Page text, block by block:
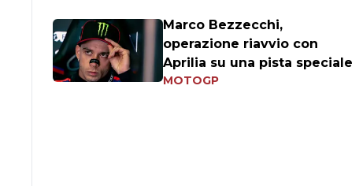
Marco Bezzecchi,
operazione riavvio con
Aprilia su una pista speciale
MOTOGP